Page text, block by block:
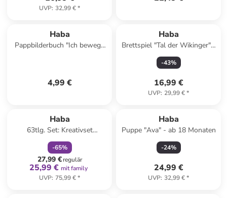
UVP: 32,99 €*
Haba
Pappbilderbuch "Ich bewege
4,99 €
Haba
Brettspiel "Tal der Wikinger" -
ab 6 Jahren
-43%
16,99 €
UVP: 29,99 €*
Haba
63tlg. Set: Kreativset
"Bambini" - ab 3 Jahren
-65%
27,99 €regulär
25,99 € mit family
UVP: 75,99 €*
Haba
Puppe "Ava" - ab 18 Monaten
-24%
24,99 €
UVP: 32,99 €*